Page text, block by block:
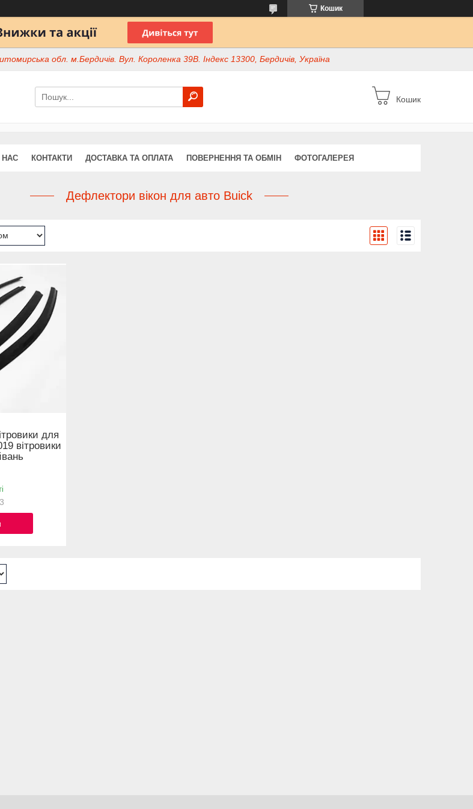
Кошик
обл. м.Бердичів. Вул. Короленка 39В. Індекс 13300, Бердичів, Україна
Кошик
НАС КОНТАКТИ ДОСТАВКА ТА ОПЛАТА ПОВЕРНЕННЯ ТА ОБМІН ФОТОГАЛЕРЕЯ
Дефлектори вікон для авто Buick
для
вітровики